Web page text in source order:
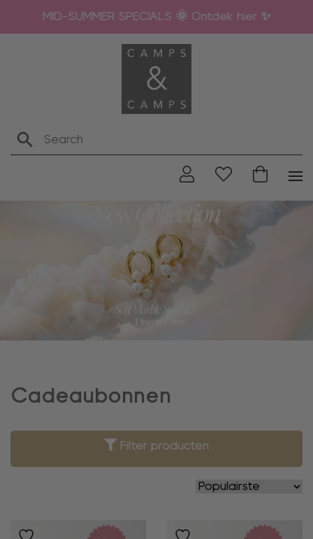
MID-SUMMER SPECIALS 🌞 Ontdek hier ✨
Cadeaubonnen
Filter producten